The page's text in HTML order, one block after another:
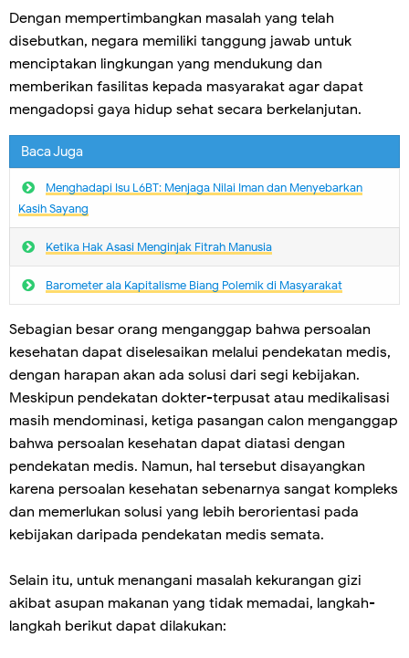
Dengan mempertimbangkan masalah yang telah
disebutkan, negara memiliki tanggung jawab untuk
menciptakan lingkungan yang mendukung dan
memberikan fasilitas kepada masyarakat agar dapat
mengadopsi gaya hidup sehat secara berkelanjutan.
Baca Juga
Menghadapi Isu L6BT: Menjaga Nilai Iman dan Menyebarkan
Kasih Sayang
Ketika Hak Asasi Menginjak Fitrah Manusia
Barometer ala Kapitalisme Biang Polemik di Masyarakat
Sebagian besar orang menganggap bahwa persoalan
kesehatan dapat diselesaikan melalui pendekatan medis,
dengan harapan akan ada solusi dari segi kebijakan.
Meskipun pendekatan dokter-terpusat atau medikalisasi
masih mendominasi, ketiga pasangan calon menganggap
bahwa persoalan kesehatan dapat diatasi dengan
pendekatan medis. Namun, hal tersebut disayangkan
karena persoalan kesehatan sebenarnya sangat kompleks
dan memerlukan solusi yang lebih berorientasi pada
kebijakan daripada pendekatan medis semata.
Selain itu, untuk menangani masalah kekurangan gizi
akibat asupan makanan yang tidak memadai, langkah-
langkah berikut dapat dilakukan: